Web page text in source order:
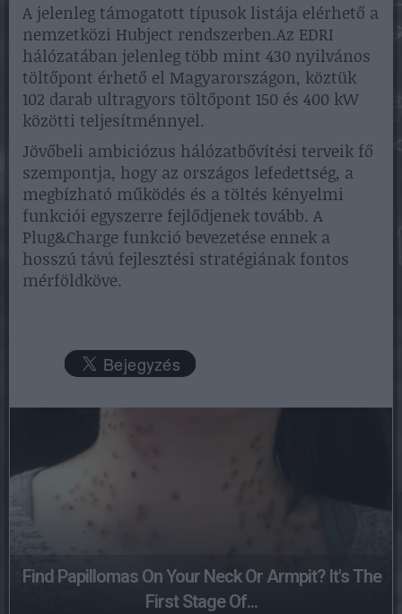
A jelenleg támogatott típusok listája elérhető a
nemzetközi Hubject rendszerben.Az EDRI
hálózatában jelenleg több mint 430 nyilvános
töltőpont érhető el Magyarországon, köztük
102 darab ultragyors töltőpont 150 és 400 kW
közötti teljesítménnyel.
Jövőbeli ambiciózus hálózatbővítési terveik fő
szempontja, hogy az országos lefedettség, a
megbízható működés és a töltés kényelmi
funkciói egyszerre fejlődjenek tovább. A
Plug&Charge funkció bevezetése ennek a
hosszú távú fejlesztési stratégiának fontos
mérföldköve.
Find Papillomas On Your Neck Or Armpit? It's The
First Stage Of...